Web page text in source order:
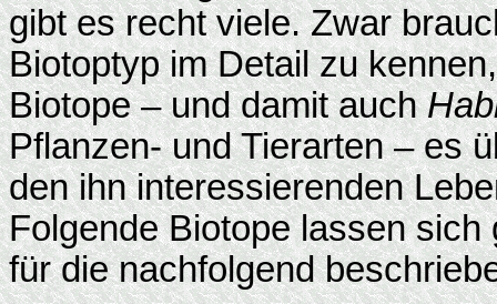
gibt es recht viele. Zwar
Biotoptyp im Detail zu
Biotope – und damit auch
Pflanzen- und Tierarten – es
den ihn interessierenden
Folgende Biotope lassen
für die nachfolgend